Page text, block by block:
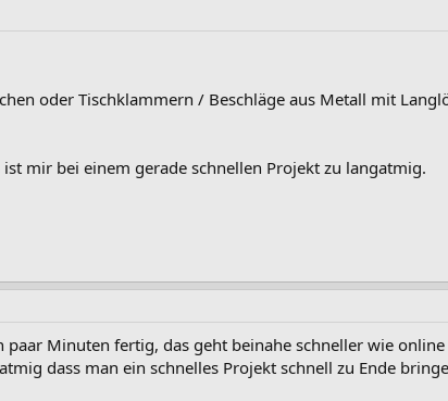
oder Tischklammern / Beschläge aus Metall mit
mir bei einem gerade schnellen Projekt zu langatmig.
Minuten fertig, das geht beinahe schneller wie
dass man ein schnelles Projekt schnell zu Ende